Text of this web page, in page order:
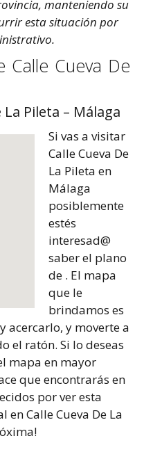
manteniendo su
esta situación por
Cueva De
La Pileta – Málaga
Si vas a visitar
Calle Cueva De
La Pileta en
Málaga
posiblemente
estés
interesad@
saber el plano
de . El mapa
que le
brindamos es
acercarlo, y moverte a
el ratón. Si lo deseas
mapa en mayor
que encontrarás en
por ver esta
Calle Cueva De La